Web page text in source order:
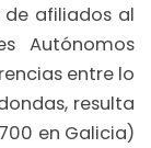
de afiliados al
Autónomos
entre lo
resulta
en Galicia)